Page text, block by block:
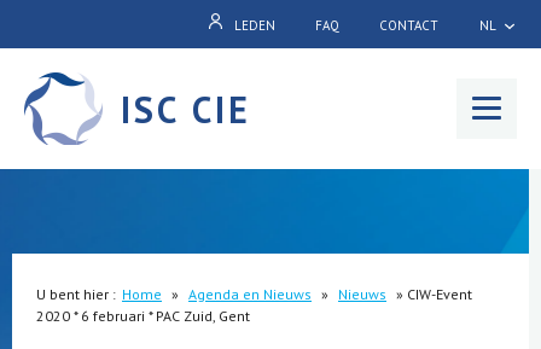
LEDEN FAQ CONTACT NL
ISC CIE
U bent hier : Home » Agenda en Nieuws » Nieuws » CIW-Event
2020 * 6 februari * PAC Zuid, Gent